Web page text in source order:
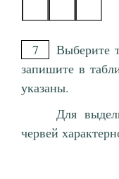
7
Выберите
запишите в
указаны.
Для
червей